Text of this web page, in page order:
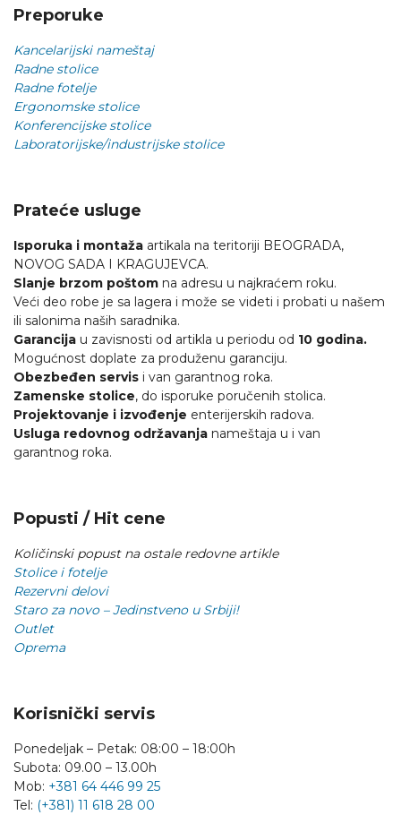
Preporuke
Kancelarijski nameštaj
Radne stolice
Radne fotelje
Ergonomske stolice
Konferencijske stolice
Laboratorijske/industrijske stolice
Prateće usluge
Isporuka i montaža artikala na teritoriji BEOGRADA,
NOVOG SADA I KRAGUJEVCA.
Slanje brzom poštom na adresu u najkraćem roku.
Veći deo robe je sa lagera i može se videti i probati u našem
ili salonima naših saradnika.
Garancija u zavisnosti od artikla u periodu od 10 godina.
Mogućnost doplate za produženu garanciju.
Obezbeđen servis i van garantnog roka.
Zamenske stolice, do isporuke poručenih stolica.
Projektovanje i izvođenje enterijerskih radova.
Usluga redovnog održavanja nameštaja u i van
garantnog roka.
Popusti / Hit cene
Količinski popust na ostale redovne artikle
Stolice i fotelje
Rezervni delovi
Staro za novo – Jedinstveno u Srbiji!
Outlet
Oprema
Korisnički servis
Ponedeljak – Petak: 08:00 – 18:00h
Subota: 09.00 – 13.00h
Mob: +381 64 446 99 25
Tel: (+381) 11 618 28 00